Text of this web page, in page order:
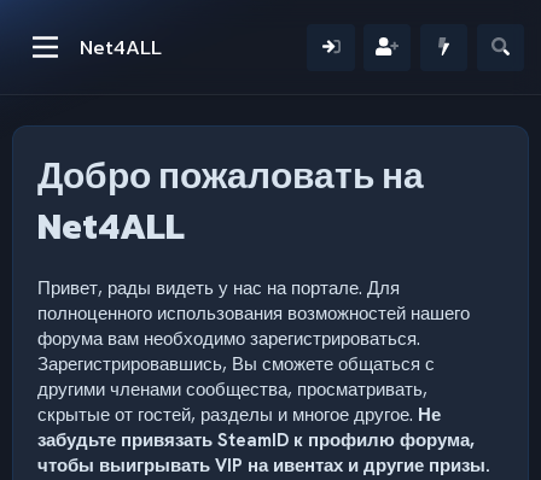
Net4ALL
Добро пожаловать на
Net4ALL
Привет, рады видеть у нас на портале. Для
полноценного использования возможностей нашего
форума вам необходимо зарегистрироваться.
Зарегистрировавшись, Вы сможете общаться с
другими членами сообщества, просматривать,
скрытые от гостей, разделы и многое другое. Не
забудьте привязать SteamID к профилю форума,
чтобы выигрывать VIP на ивентах и другие призы.